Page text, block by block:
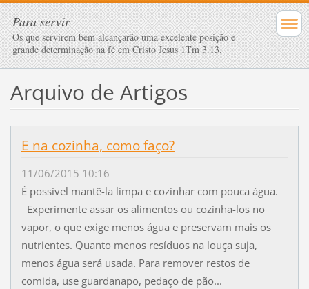
Para servir
Os que servirem bem alcançarão uma excelente posição e
grande determinação na fé em Cristo Jesus 1Tm 3.13.
Arquivo de Artigos
E na cozinha, como faço?
11/06/2015 10:16
É possível mantê-la limpa e cozinhar com pouca água.
Experimente assar os alimentos ou cozinha-los no
vapor, o que exige menos água e preservam mais os
nutrientes. Quanto menos resíduos na louça suja,
menos água será usada. Para remover restos de
comida, use guardanapo, pedaço de pão...